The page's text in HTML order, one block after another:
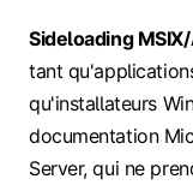
Sideloading MSIX/
tant
qu'installateurs
documentation
Server, qui ne